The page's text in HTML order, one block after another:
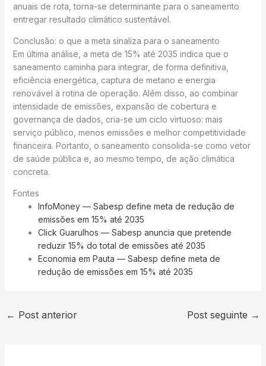
anuais de rota, torna-se determinante para o saneamento
entregar resultado climático sustentável.
Conclusão: o que a meta sinaliza para o saneamento
Em última análise, a meta de 15% até 2035 indica que o
saneamento caminha para integrar, de forma definitiva,
eficiência energética, captura de metano e energia
renovável à rotina de operação. Além disso, ao combinar
intensidade de emissões, expansão de cobertura e
governança de dados, cria-se um ciclo virtuoso: mais
serviço público, menos emissões e melhor competitividade
financeira. Portanto, o saneamento consolida-se como vetor
de saúde pública e, ao mesmo tempo, de ação climática
concreta.
Fontes
InfoMoney — Sabesp define meta de redução de
emissões em 15% até 2035
Click Guarulhos — Sabesp anuncia que pretende
reduzir 15% do total de emissões até 2035
Economia em Pauta — Sabesp define meta de
redução de emissões em 15% até 2035
← Post anterior Post seguinte →